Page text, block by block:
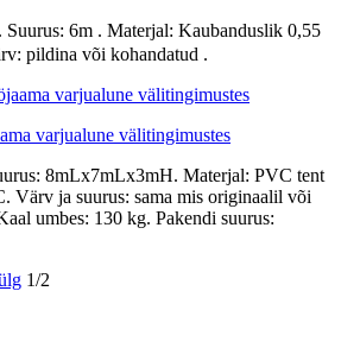
6m . Materjal: Kaubanduslik 0,55
pildina või kohandatud .
varjualune välitingimustes
8mLx7mLx3mH. Materjal: PVC tent
Värv ja suurus: sama mis originaalil või
umbes: 130 kg. Pakendi suurus:
1/2